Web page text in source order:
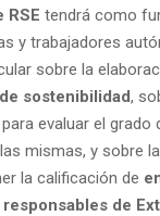
RSE tendrá como
y trabajadores
sobre la
sostenibilidad,
evaluar el grado
mismas, y sobre
la calificación de
de